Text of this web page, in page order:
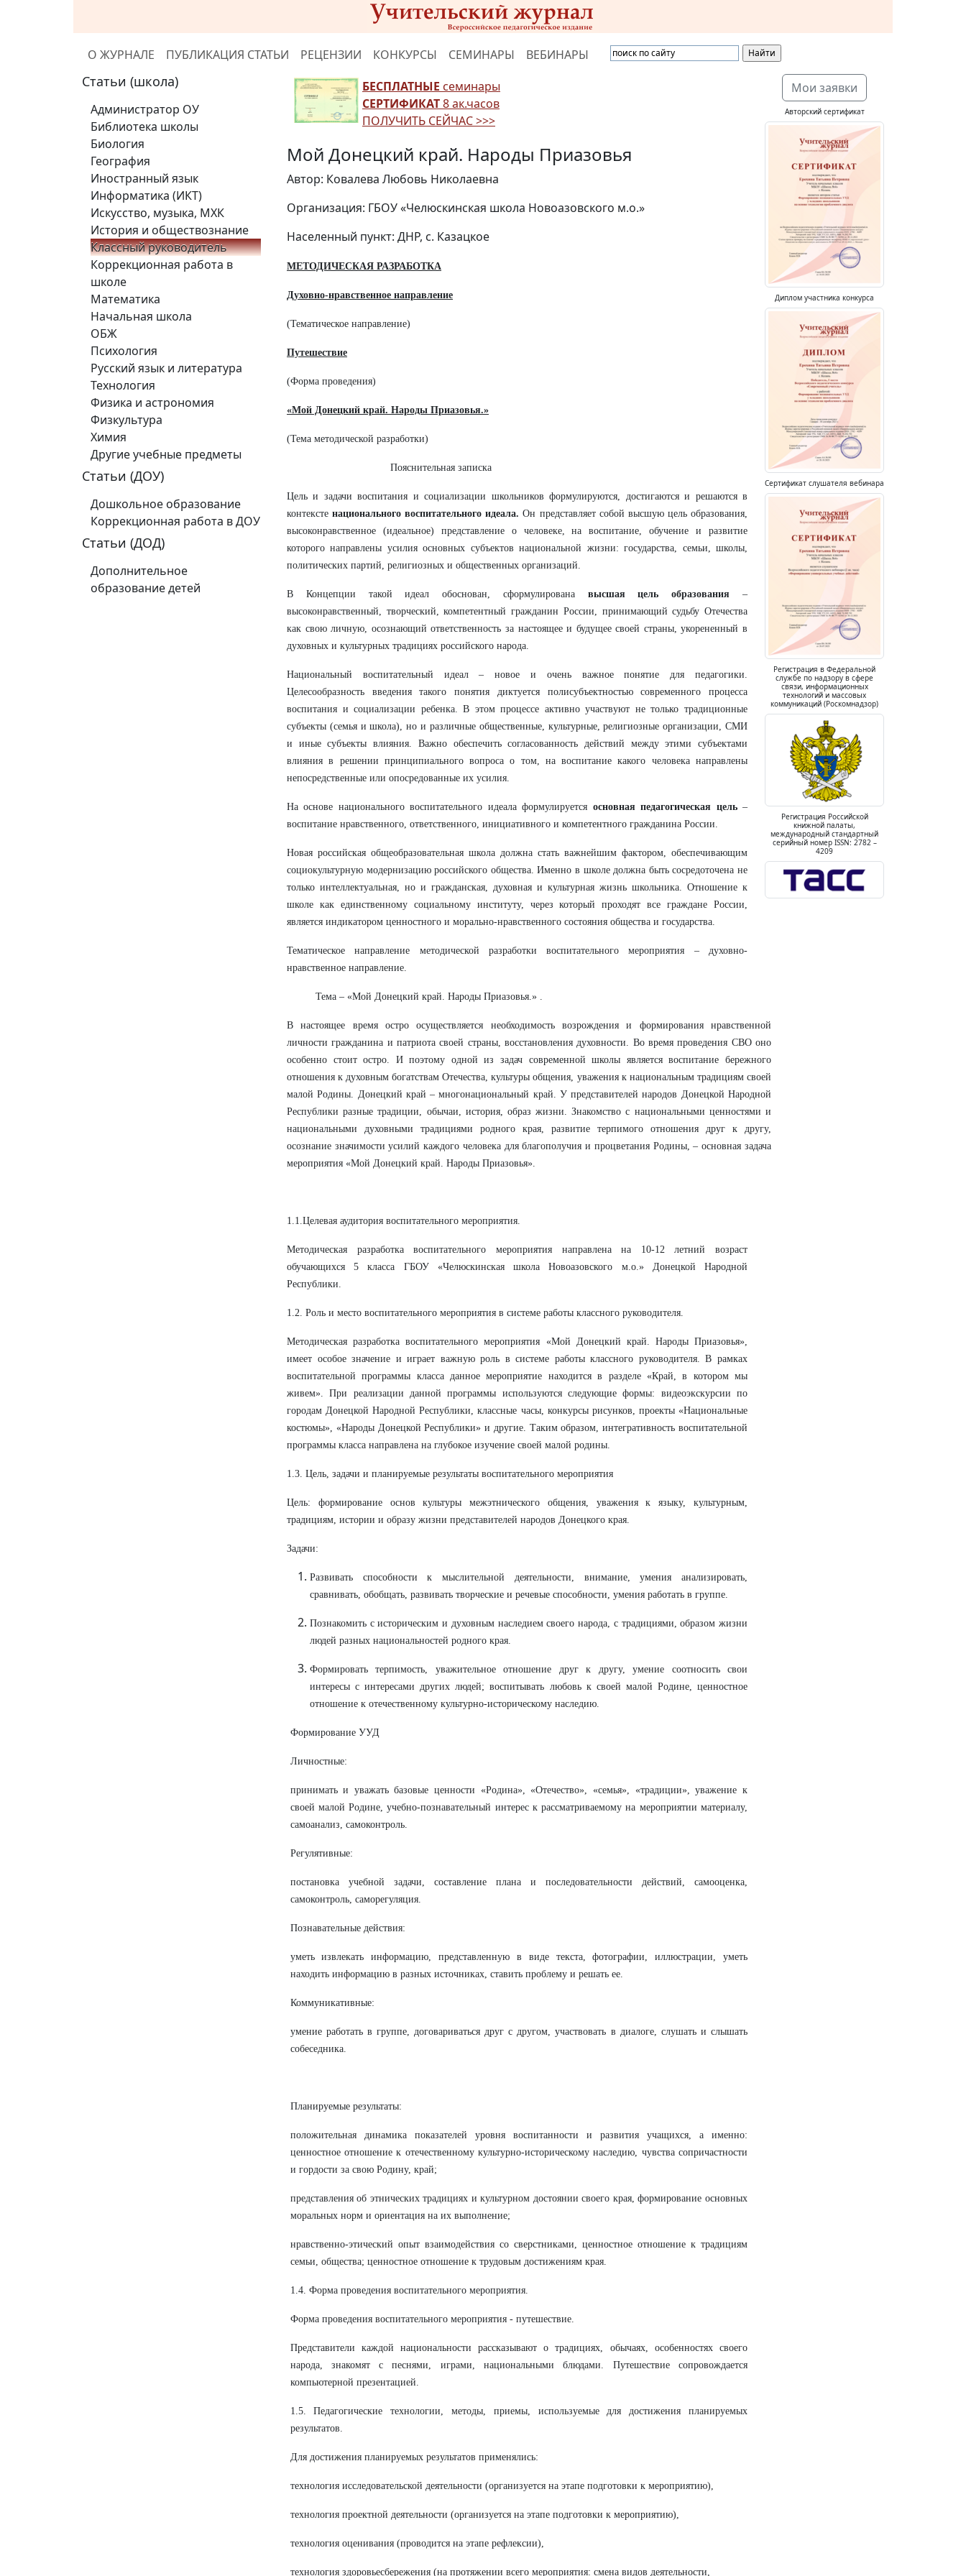
О ЖУРНАЛЕ ПУБЛИКАЦИЯ СТАТЬИ РЕЦЕНЗИИ КОНКУРСЫ СЕМИНАРЫ ВЕБИНАРЫ
Статьи (школа)
Администратор ОУ
Библиотека школы
Биология
География
Иностранный язык
Информатика (ИКТ)
Искусство, музыка, МХК
История и обществознание
Классный руководитель
Коррекционная работа в
школе
Математика
Начальная школа
ОБЖ
Психология
Русский язык и литература
Технология
Физика и астрономия
Физкультура
Химия
Другие учебные предметы
Статьи (ДОУ)
Дошкольное образование
Коррекционная работа в ДОУ
Статьи (ДОД)
Дополнительное
образование детей
БЕСПЛАТНЫЕ семинары
СЕРТИФИКАТ8 ак.часов
ПОЛУЧИТЬ СЕЙЧАС >>>
Мой Донецкий край. Народы Приазовья
Автор: Ковалева Любовь Николаевна
Организация: ГБОУ «Челюскинская школа Новоазовского м.о.»
Населенный пункт: ДНР, с. Казацкое
МЕТОДИЧЕСКАЯ РАЗРАБОТКА
Духовно-нравственное направление
(Тематическое направление)
Путешествие
(Форма проведения)
«Мой Донецкий край. Народы Приазовья.»
(Тема методической разработки)
Пояснительная записка
Цель и задачи воспитания и социализации школьников формулируются, достигаются и решаются в
контекстенационального воспитательного идеала. Он представляет собой высшую цель образования,
высоконравственное (идеальное) представление о человеке, на воспитание, обучение и развитие
которого направлены усилия основных субъектов национальной жизни: государства, семьи, школы,
политических партий, религиозных и общественных организаций.
В Концепции такой идеал обоснован, сформулирована высшая цель образования –
высоконравственный, творческий, компетентный гражданин России, принимающий судьбу Отечества
как свою личную, осознающий ответственность за настоящее и будущее своей страны, укорененный в
духовных и культурных традициях российского народа.
Национальный воспитательный идеал – новое и очень важное понятие для педагогики.
Целесообразность введения такого понятия диктуется полисубъектностью современного процесса
воспитания и социализации ребенка. В этом процессе активно участвуют не только традиционные
субъекты (семья и школа), но и различные общественные, культурные, религиозные организации, СМИ
и иные субъекты влияния. Важно обеспечить согласованность действий между этими субъектами
влияния в решении принципиального вопроса о том, на воспитание какого человека направлены
непосредственные или опосредованные их усилия.
На основе национального воспитательного идеала формулируется основная педагогическая цель–
воспитание нравственного, ответственного, инициативного и компетентного гражданина России.
Новая российская общеобразовательная школа должна стать важнейшим фактором, обеспечивающим
социокультурную модернизацию российского общества. Именно в школе должна быть сосредоточена не
только интеллектуальная, но и гражданская, духовная и культурная жизнь школьника. Отношение к
школе как единственному социальному институту, через который проходят все граждане России,
является индикатором ценностного и морально-нравственного состояния общества и государства.
Тематическое направление методической разработки воспитательного мероприятия – духовно-
нравственное направление.
Тема – «Мой Донецкий край. Народы Приазовья.» .
В настоящее время остро осуществляется необходимость возрождения и формирования нравственной
личности гражданина и патриота своей страны, восстановления духовности. Во время проведения СВО оно
особенно стоит остро. И поэтому одной из задач современной школы является воспитание бережного
отношения к духовным богатствам Отечества, культуры общения, уважения к национальным традициям своей
малой Родины. Донецкий край – многонациональный край. У представителей народов Донецкой Народной
Республики разные традиции, обычаи, история, образ жизни. Знакомство с национальными ценностями и
национальными духовными традициями родного края, развитие терпимого отношения друг к другу,
осознание значимости усилий каждого человека для благополучия и процветания Родины, – основная задача
мероприятия «Мой Донецкий край. Народы Приазовья».
1.1.Целевая аудитория воспитательного мероприятия.
Методическая разработка воспитательного мероприятия направлена на 10-12 летний возраст
обучающихся 5 класса ГБОУ «Челюскинская школа Новоазовского м.о.» Донецкой Народной
Республики.
1.2. Роль и место воспитательного мероприятия в системе работы классного руководителя.
Методическая разработка воспитательного мероприятия «Мой Донецкий край. Народы Приазовья»,
имеет особое значение и играет важную роль в системе работы классного руководителя. В рамках
воспитательной программы класса данное мероприятие находится в разделе «Край, в котором мы
живем». При реализации данной программы используются следующие формы: видеоэкскурсии по
городам Донецкой Народной Республики, классные часы, конкурсы рисунков, проекты «Национальные
костюмы», «Народы Донецкой Республики» и другие. Таким образом, интегративность воспитательной
программы класса направлена на глубокое изучение своей малой родины.
1.3. Цель, задачи и планируемые результаты воспитательного мероприятия
Цель: формирование основ культуры межэтнического общения, уважения к языку, культурным,
традициям, истории и образу жизни представителей народов Донецкого края.
Задачи:
Развивать способности к мыслительной деятельности, внимание, умения анализировать,
сравнивать, обобщать, развивать творческие и речевые способности, умения работать в группе.
Познакомить с историческим и духовным наследием своего народа, с традициями, образом жизни
людей разных национальностей родного края.
Формировать терпимость, уважительное отношение друг к другу, умение соотносить свои
интересы с интересами других людей; воспитывать любовь к своей малой Родине, ценностное
отношение к отечественному культурно-историческому наследию.
Формирование УУД
Личностные:
принимать и уважать базовые ценности «Родина», «Отечество», «семья», «традиции», уважение к
своей малой Родине, учебно-познавательный интерес к рассматриваемому на мероприятии материалу,
самоанализ, самоконтроль.
Регулятивные:
постановка учебной задачи, составление плана и последовательности действий, самооценка,
самоконтроль, саморегуляция.
Познавательные действия:
уметь извлекать информацию, представленную в виде текста, фотографии, иллюстрации, уметь
находить информацию в разных источниках, ставить проблему и решать ее.
Коммуникативные:
умение работать в группе, договариваться друг с другом, участвовать в диалоге, слушать и слышать
собеседника.
Планируемые результаты:
положительная динамика показателей уровня воспитанности и развития учащихся, а именно:
ценностное отношение к отечественному культурно-историческому наследию, чувства сопричастности
и гордости за свою Родину, край;
представления об этнических традициях и культурном достоянии своего края, формирование основных
моральных норм и ориентация на их выполнение;
нравственно-этический опыт взаимодействия со сверстниками, ценностное отношение к традициям
семьи, общества; ценностное отношение к трудовым достижениям края.
1.4. Форма проведения воспитательного мероприятия.
Форма проведения воспитательного мероприятия - путешествие.
Представители каждой национальности рассказывают о традициях, обычаях, особенностях своего
народа, знакомят с песнями, играми, национальными блюдами. Путешествие сопровождается
компьютерной презентацией.
1.5. Педагогические технологии, методы, приемы, используемые для достижения планируемых
результатов.
Для достижения планируемых результатов применялись:
технология исследовательской деятельности (организуется на этапе подготовки к мероприятию),
технология проектной деятельности (организуется на этапе подготовки к мероприятию),
технология оценивания (проводится на этапе рефлексии),
технология здоровьесбережения (на протяжении всего мероприятия: смена видов деятельности,
Мои заявки
Авторский сертификат
Диплом участника конкурса
Сертификат слушателя вебинара
Регистрация в Федеральной
службе по надзору в сфере
связи, информационных
технологий и массовых
коммуникаций (Роскомнадзор)
Регистрация Российской
книжной палаты,
международный стандартный
серийный номер ISSN: 2782 –
4209